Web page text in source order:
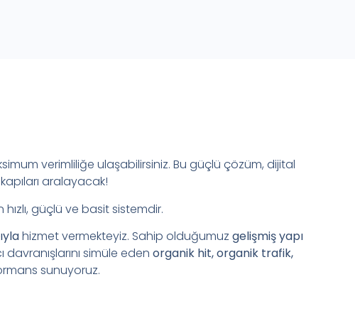
verimliliğe ulaşabilirsiniz. Bu güçlü çözüm, dijital
aralayacak!
güçlü ve basit sistemdir.
hizmet vermekteyiz. Sahip olduğumuz gelişmiş yapı
simüle eden organik hit, organik trafik,
sunuyoruz.